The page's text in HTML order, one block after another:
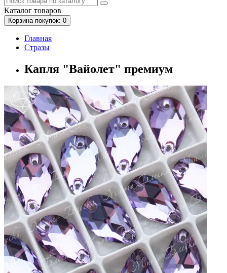
Каталог товаров
Корзина покупок: 0
Главная
Стразы
Капля "Вайолет" премиум